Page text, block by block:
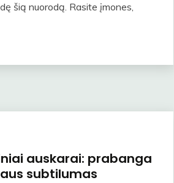
šią nuorodą. Rasite įmones,
auskarai: prabanga
subtilumas